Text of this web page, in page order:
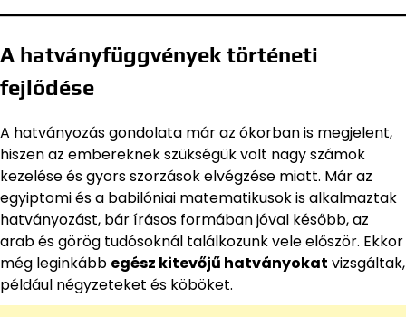
A hatványfüggvények történeti
fejlődése
A hatványozás gondolata már az ókorban is megjelent,
hiszen az embereknek szükségük volt nagy számok
kezelése és gyors szorzások elvégzése miatt. Már az
egyiptomi és a babilóniai matematikusok is alkalmaztak
hatványozást, bár írásos formában jóval később, az
arab és görög tudósoknál találkozunk vele először. Ekkor
még leginkább egész kitevőjű hatványokat vizsgáltak,
például négyzeteket és köböket.